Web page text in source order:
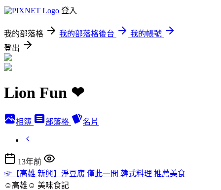
登入
我的部落格 我的部落格後台
我的帳號
登出
Lion Fun ❤
相簿 部落格 名片
13年前
☞【高雄 新興】淨豆腐 僅此一間 韓式料理 推薦美食
☺高雄☺ 美味食記